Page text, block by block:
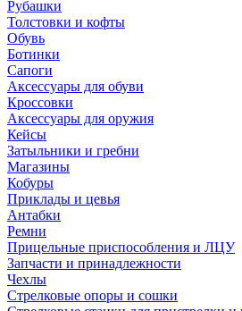
Рубашки
Толстовки и кофты
Обувь
Ботинки
Сапоги
Аксессуары для обуви
Кроссовки
Аксессуары для оружия
Кейсы
Затыльники и гребни
Магазины
Кобуры
Приклады и цевья
Антабки
Ремни
Прицельные приспособления и ЛЦУ
Запчасти и принадлежности
Чехлы
Стрелковые опоры и сошки